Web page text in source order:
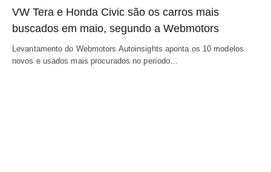
VW Tera e Honda Civic são os carros mais
buscados em maio, segundo a Webmotors
Levantamento do Webmotors Autoinsights aponta os 10 modelos
novos e usados mais procurados no período…